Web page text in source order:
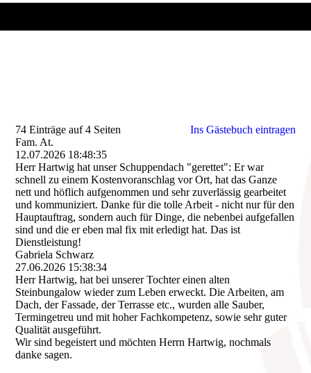
74 Einträge auf 4 Seiten
Ins Gästebuch eintragen
Fam. At.
12.07.2026 18:48:35
Herr Hartwig hat unser Schuppendach "gerettet": Er war
schnell zu einem Kostenvoranschlag vor Ort, hat das Ganze
nett und höflich aufgenommen und sehr zuverlässig gearbeitet
und kommuniziert. Danke für die tolle Arbeit - nicht nur für den
Hauptauftrag, sondern auch für Dinge, die nebenbei aufgefallen
sind und die er eben mal fix mit erledigt hat. Das ist
Dienstleistung!
Gabriela Schwarz
27.06.2026 15:38:34
Herr Hartwig, hat bei unserer Tochter einen alten
Steinbungalow wieder zum Leben erweckt. Die Arbeiten, am
Dach, der Fassade, der Terrasse etc., wurden alle Sauber,
Termingetreu und mit hoher Fachkompetenz, sowie sehr guter
Qualität ausgeführt.
Wir sind begeistert und möchten Herrn Hartwig, nochmals
danke sagen.